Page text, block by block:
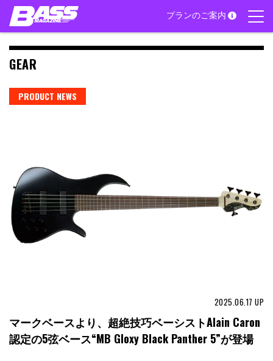
Skip
content
プランのご案内
GEAR
PRODUCT NEWS
2025.06.17 UP
マークベースより、超絶技巧ベーシストAlain Caron
認定の5弦ベース“MB Gloxy Black Panther 5”が登場